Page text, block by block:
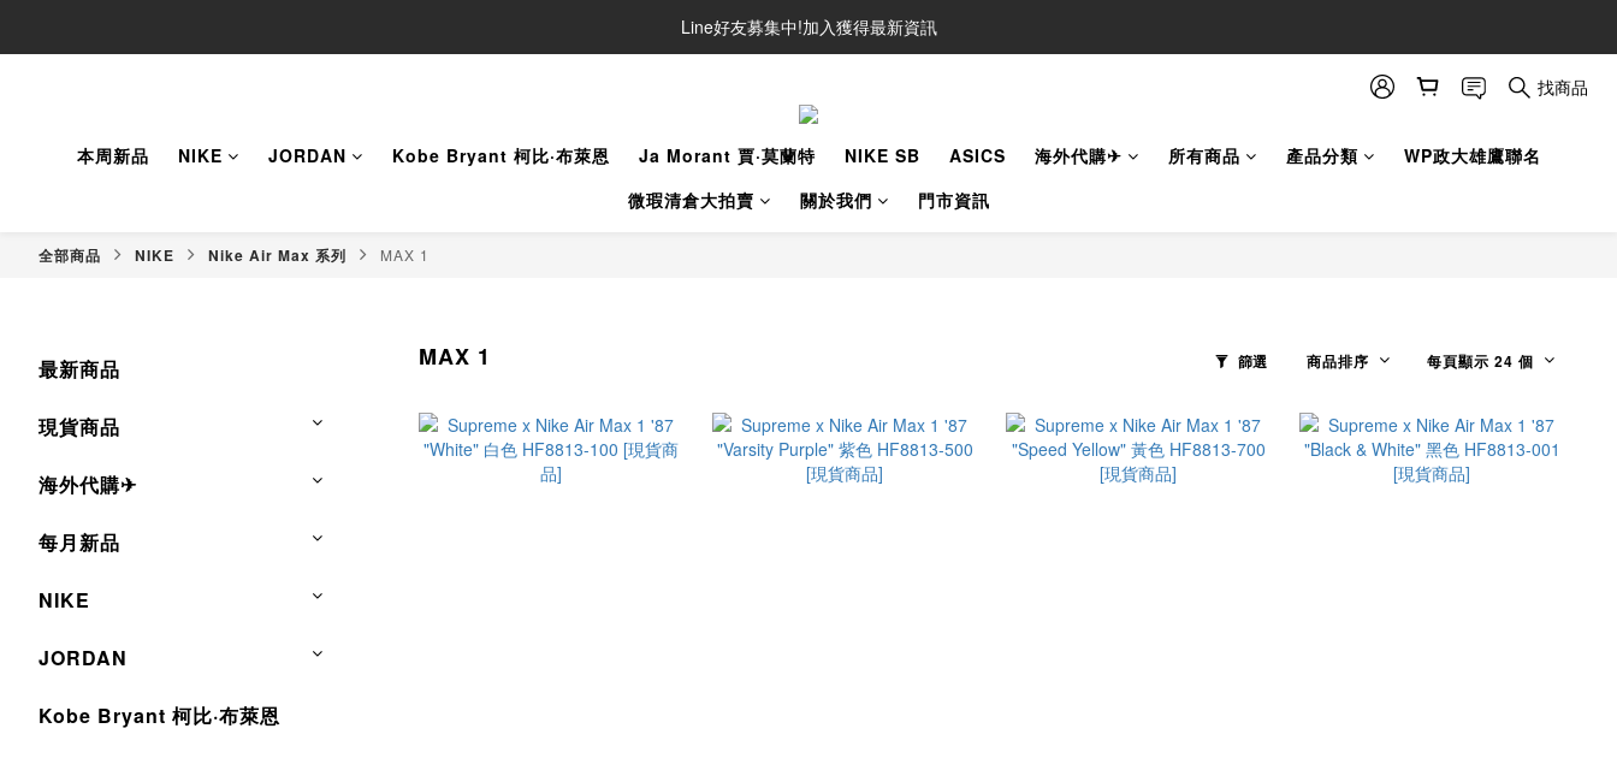
Line好友募集中!加入獲得最新資訊
Line好友募集中!加入獲得最新資訊
找商品
本周新品 NIKE JORDAN Kobe Bryant 柯比·布萊恩 Ja Morant 賈·莫蘭特 NIKE SB ASICS 海外代購✈ 所有商品 產品分類
WP政大雄鷹聯名
微瑕清倉大拍賣
關於我們 門市資訊
全部商品 NIKE Nike Air Max 系列 MAX 1
最新商品
現貨商品
海外代購✈
每月新品
NIKE
JORDAN
Kobe Bryant 柯比·布萊恩
MAX 1 篩選 商品排序 每頁顯示 24 個